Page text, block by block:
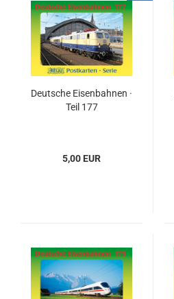
Deutsche Eisenbahnen ·
Teil 177
5,00 EUR